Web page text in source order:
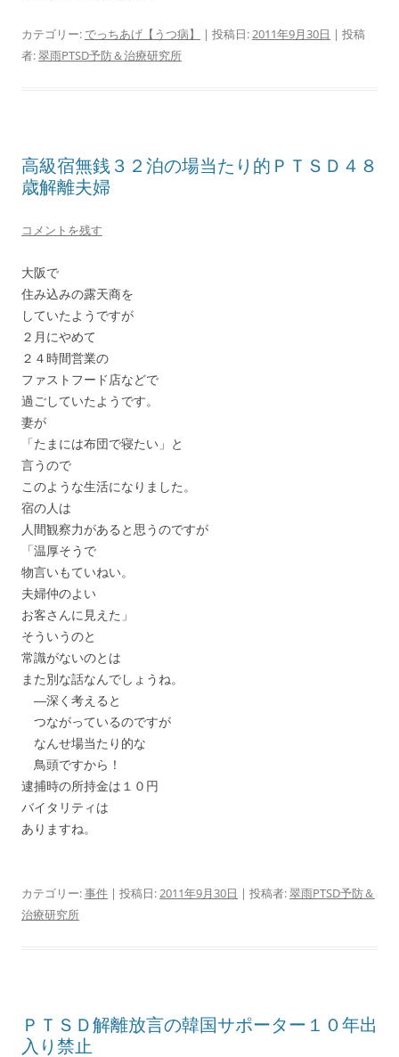
カテゴリー: でっちあげ【うつ病】 | 投稿日:2011年9月30日 | 投稿
者:翠雨PTSD予防＆治療研究所
高級宿無銭３２泊の場当たり的ＰＴＳＤ４８
歳解離夫婦
コメントを残す
大阪で
住み込みの露天商を
していたようですが
２月にやめて
２４時間営業の
ファストフード店などで
過ごしていたようです。
妻が
「たまには布団で寝たい」と
言うので
このような生活になりました。
宿の人は
人間観察力があると思うのですが
「温厚そうで
物言いもていねい。
夫婦仲のよい
お客さんに見えた」
そういうのと
常識がないのとは
また別な話なんでしょうね。
―深く考えると
つながっているのですが
なんせ場当たり的な
鳥頭ですから！
逮捕時の所持金は１０円
バイタリティは
ありますね。
カテゴリー:事件 | 投稿日:2011年9月30日 | 投稿者:翠雨PTSD予防＆
治療研究所
ＰＴＳＤ解離放言の韓国サポーター１０年出
入り禁止